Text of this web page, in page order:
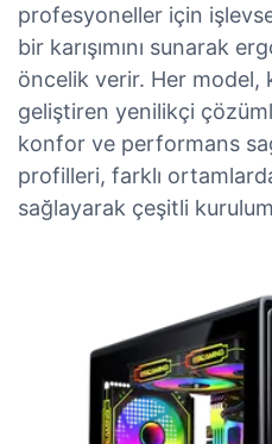
profesyoneller için
bir karışımını sunarak
öncelik verir. Her model,
geliştiren yenilikçi
konfor ve performans
profilleri, farklı
sağlayarak çeşitli